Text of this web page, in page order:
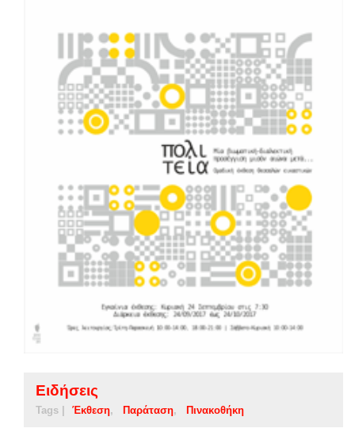
Ειδήσεις
Tags | Έκθεση Παράταση Πινακοθήκη